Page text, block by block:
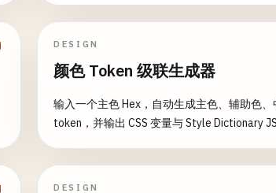
DESIGN
颜色 Token 级联生成器
输入一个主色 Hex，自动生成主色、辅助色
token，并输出 CSS 变量与 Style Dictionary
DESIGN